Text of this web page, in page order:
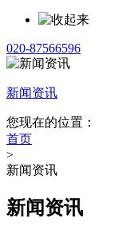
020-87566596
新闻资讯
您现在的位置：
首页
>
新闻资讯
新闻资讯